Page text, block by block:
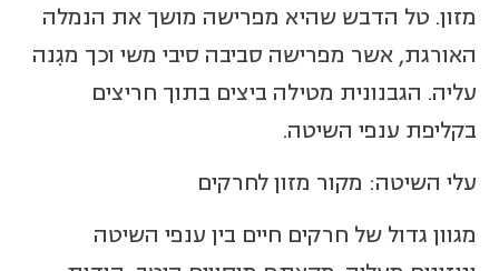
מזון. טל הדבש שהיא מפרישה מושך את הנמלה
האורגת, אשר מפרישה סביבה סיבי משי וכך מגִנה
עליה. הגבנונית מטילה ביצים בתוך חריצים
בקליפת ענפי השיטה.
עלי השיטה: מקור מזון לחרקים
מגוון גדול של חרקים חיים בין ענפי השיטה